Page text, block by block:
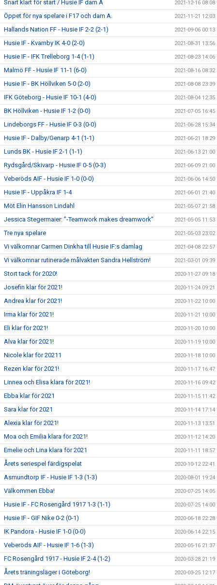
Snart klart för start / Husie IF dam A 2021-12-16 08:08
Öppet för nya spelare i F17 och dam A. 2021-11-21 12:03
Hallands Nation FF - Husie IF 2-2 (2-1) 2021-09-06 00:13
Husie IF - Kvarnby IK 4-0 (2-0) 2021-08-31 13:56
Husie IF - IFK Trelleborg 1-4 (1-1) 2021-08-23 14:06
Malmö FF - Husie IF 11-1 (6-0) 2021-08-16 08:32
Husie IF - BK Höllviken 5-0 (2-0) 2021-08-08 23:39
IFK Göteborg - Husie IF 10-1 (4-0) 2021-08-04 12:35
BK Höllviken - Husie IF 1-2 (0-0) 2021-07-05 16:45
Lindeborgs FF - Husie IF 0-3 (0-0) 2021-06-28 15:34
Husie IF - Dalby/Genarp 4-1 (1-1) 2021-06-21 18:29
Lunds BK - Husie IF 2-1 (1-1) 2021-06-13 21:00
Rydsgård/Skivarp - Husie IF 0-5 (0-3) 2021-06-09 21:00
Veberöds AIF - Husie IF 1-0 (0-0) 2021-06-06 14:50
Husie IF - Uppåkra IF 1-4 2021-06-01 21:40
Möt Elin Hansson Lindahl 2021-05-07 21:58
Jessica Stegermaier: ”-Teamwork makes dreamwork” 2021-05-05 11:53
Tre nya spelare 2021-05-03 23:02
Vi välkomnar Carmen Dinkha till Husie IF:s damlag 2021-04-08 22:57
Vi välkomnar rutinerade målvakten Sandra Hellström! 2021-03-01 09:39
Stort tack för 2020! 2020-11-27 09:18
Josefin klar för 2021! 2020-11-24 09:21
Andrea klar för 2021! 2020-11-22 10:00
Irma klar för 2021! 2020-11-21 10:00
Eli klar för 2021! 2020-11-20 10:00
Alva klar för 2021! 2020-11-19 10:00
Nicole klar för 20211 2020-11-18 10:00
Rezen klar för 2021! 2020-11-17 16:47
Linnea och Elisa klara för 2021! 2020-11-16 09:42
Ebba klar för 2021 2020-11-15 11:42
Sara klar för 2021 2020-11-14 17:14
Alexia klar för 2021! 2020-11-13 13:51
Moa och Emilia klara för 2021! 2020-11-12 14:20
Emelie och Lina klara för 2021 2020-11-11 18:57
Årets seriespel färdigspelat 2020-10-12 22:41
Asmundtorp IF - Husie IF 1-3 (1-3) 2020-08-01 19:24
Välkommen Ebba! 2020-07-25 14:05
Husie IF - FC Rosengård 1917 1-3 (1-1) 2020-07-25 14:00
Husie IF - GIF Nike 0-2 (0-1) 2020-06-18 22:28
IK Pandora - Husie IF 1-0 (0-0) 2020-06-14 22:15
Veberöds AIF - Husie IF 1-6 (1-3) 2020-05-16 21:37
FC Rosengård 1917 - Husie IF 2-4 (1-2) 2020-03-28 21:19
Årets träningsläger i Göteborg! 2020-03-25 12:17